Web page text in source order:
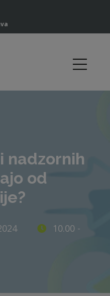
nadzornih
od
10.00 -